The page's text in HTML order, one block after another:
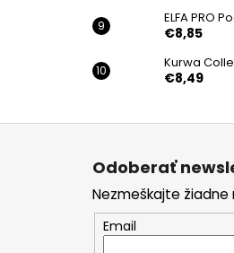
ELFA PRO
€8,85
Kurwa
€8,49
Z
Odoberať
Nezmeškajte
Email